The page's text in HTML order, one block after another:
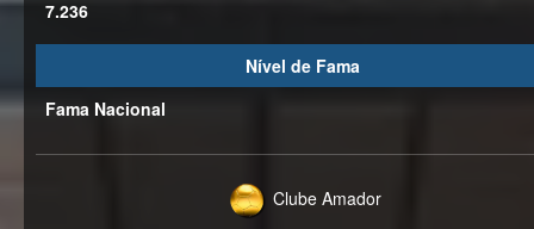
7.236
Nível de Fama
Fama Nacional
Clube Amador